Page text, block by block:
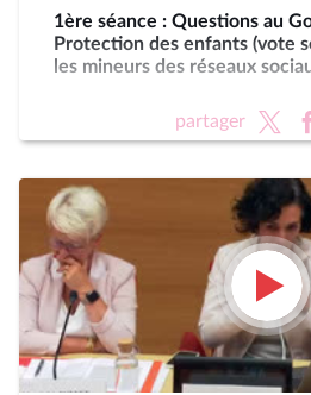
1ère séance : Questions au
Protection des enfants (vote
les mineurs des réseaux
partager